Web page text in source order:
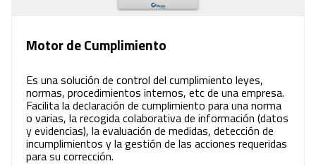
Motor de Cumplimiento
Es una solución de control del cumplimiento leyes,
normas, procedimientos internos, etc de una empresa.
Facilita la declaración de cumplimiento para una norma
o varias, la recogida colaborativa de información (datos
y evidencias), la evaluación de medidas, detección de
incumplimientos y la gestión de las acciones requeridas
para su corrección.